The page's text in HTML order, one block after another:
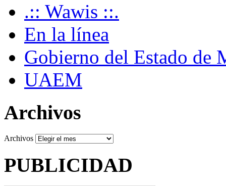
.:: Wawis ::.
En la línea
Gobierno del Estado de
UAEM
Archivos
Archivos
PUBLICIDAD